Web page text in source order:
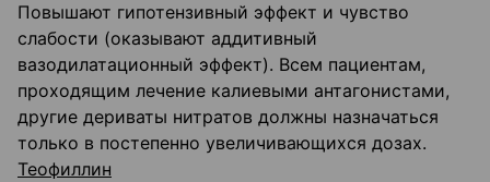
Повышают гипотензивный эффект и чувство
слабости (оказывают аддитивный
вазодилатационный эффект). Всем пациентам,
проходящим лечение калиевыми антагонистами,
другие дериваты нитратов должны назначаться
только в постепенно увеличивающихся дозах.
Теофиллин